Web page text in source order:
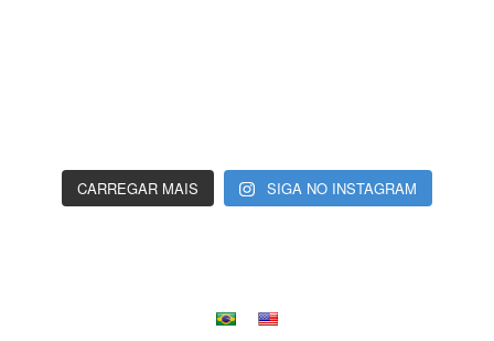
CARREGAR MAIS SIGA NO INSTAGRAM